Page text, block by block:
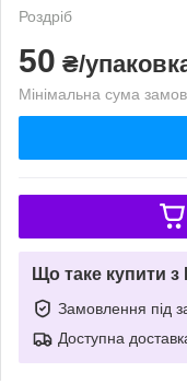
Роздріб
50 ₴/
Мінімальна сума
Що таке купити
Замовлення під
Доступна